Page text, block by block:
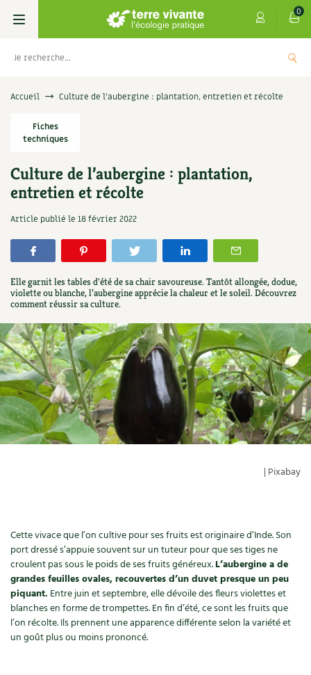
0
Livres
Permaculture, Jardin bio
Techniques de jardinage
Verger, arbres
Aménagement jardin
Ornement
Biodiversité
Autonomie, bricolage
Santé, bien-être
Enfants
DIY, autonomie
Société, engagement
Les 4 saisons
Se réabonner
Offrir un abonnement
Les numéros
4 saisons
Hors-séries
Archives
Soutenez Les 4 Saisons
Graines, semences
Aromatiques
Florales
Médicinales
Originales
Kits de jardinage
Outils de jardin
Nos productions
Agenda, calendrier
Livres
Cartes cadeau
Découvrir le Centre
Visiter en famille, entre amis
Programme 2026 du Centre Terre vivante
Avec les enfants
Venir en groupe
Scolaires
Infos pratiques
Horaires, tarifs, restauration
Accès
Jardin bio
Calendrier des travaux du jardin
Carte climatique
Calendrier lunaire
Potager
Cultiver sous serre
Jardiner en ville
Ornement et aménagement du jardin
Bricolages au jardin
Parole libre
La tribune
Édito des4 saisons
Manifeste pour la planète
Champs d’action – le podcast
Débat d’experts
Nouvelles sur le jardin et l’écologie
Prenez-en de la graine !
Les chroniques de Marie
Accueil Culture de l’aubergine : plantation, entretien et récolte
Fiches
techniques
Culture de l’aubergine : plantation,
entretien et récolte
Article publié le 18 février 2022
Elle garnit les tables d'été de sa chair savoureuse. Tantôt allongée, dodue,
violette ou blanche, l’aubergine apprécie la chaleur et le soleil. Découvrez
comment réussir sa culture.
| Pixabay
Cette vivace que l’on cultive pour ses fruits est originaire d’Inde. Son
port dressé s’appuie souvent sur un tuteur pour que ses tiges ne
croulent pas sous le poids de ses fruits généreux.L’aubergine a de
grandes feuilles ovales, recouvertes d’un duvet presque un peu
piquant. Entre juin et septembre, elle dévoile des fleurs violettes et
blanches en forme de trompettes. En fin d’été, ce sont les fruits que
l’on récolte. Ils prennent une apparence différente selon la variété et
un goût plus ou moins prononcé.
5,00€